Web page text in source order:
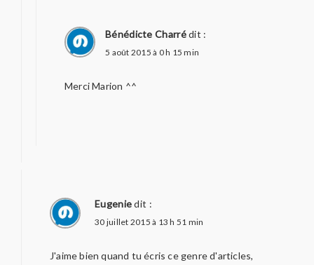
Bénédicte Charrédit :
5 août 2015 à 0 h 15 min
Merci Marion ^^
Eugenie dit :
30 juillet 2015 à 13 h 51 min
J'aime bien quand tu écris ce genre d'articles,